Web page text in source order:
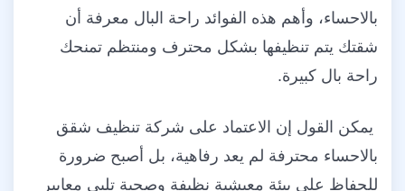
بالاحساء، وأهم هذه الفوائد راحة البال معرفة أن
شقتك يتم تنظيفها بشكل محترف ومنتظم تمنحك
راحة بال كبيرة.
يمكن القول إن الاعتماد على شركة تنظيف شقق
بالاحساء محترفة لم يعد رفاهية، بل أصبح ضرورة
للحفاظ على بيئة معيشية نظيفة وصحية تلبي معايير